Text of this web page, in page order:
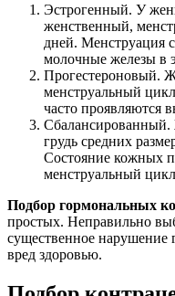
Эстрогенный. У
женственный,
дней. Менструация
молочные железы в
Прогестероновый.
менструальный
часто проявляются
грудь средних
Состояние кожных
менструальный
Подбор гормональных
простых. Неправильно
существенное нарушение
вред здоровью.